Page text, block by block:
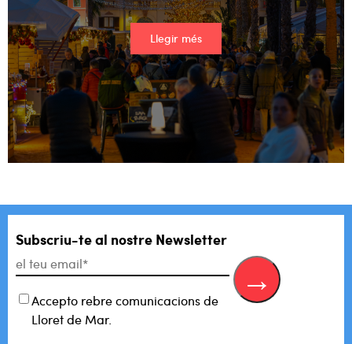
Llegir més
Subscriu-te al nostre Newsletter
Accepto rebre comunicacions de
Lloret de Mar.